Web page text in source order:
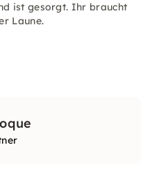
ist gesorgt. Ihr braucht
Laune.